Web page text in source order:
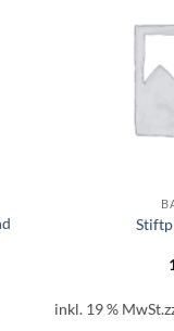
inkl. 19 % MwSt.